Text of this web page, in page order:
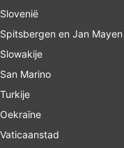
Slovenië
Spitsbergen en Jan Mayen
Slowakije
San Marino
Turkije
Oekraïne
Vaticaanstad